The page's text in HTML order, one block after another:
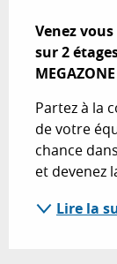
Venez
sur 2
Partez à la
de votre
chance
et devenez
Lire la